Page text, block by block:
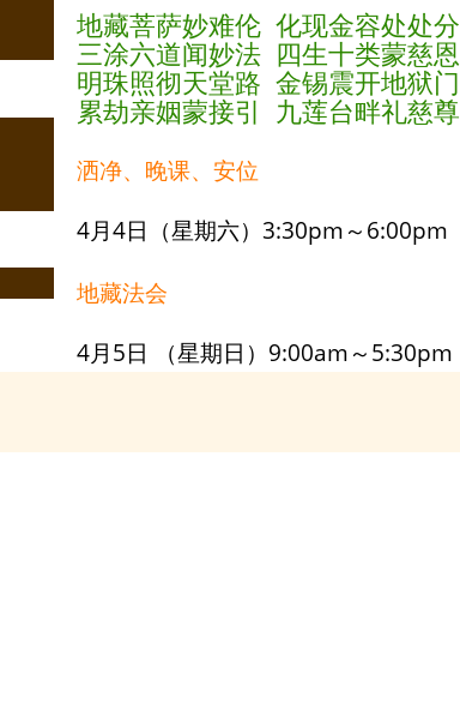
地藏菩萨妙难伦 化现金容处处分
三涂六道闻妙法 四生十类蒙慈恩
明珠照彻天堂路 金锡震开地狱门
累劫亲姻蒙接引 九莲台畔礼慈尊
洒净、晚课、安位
4月4日（星期六）3:30pm～6:00pm
地藏法会
4月5日 （星期日）9:00am～5:30pm